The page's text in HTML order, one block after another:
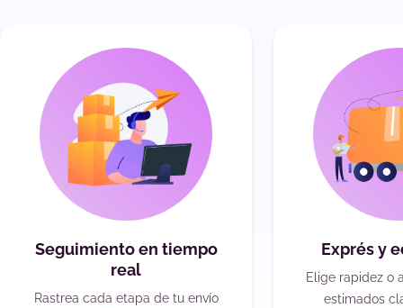
Seguimiento en tiempo
real
Rastrea cada etapa de tu envío
Exprés y
Elige rapidez o
estimados